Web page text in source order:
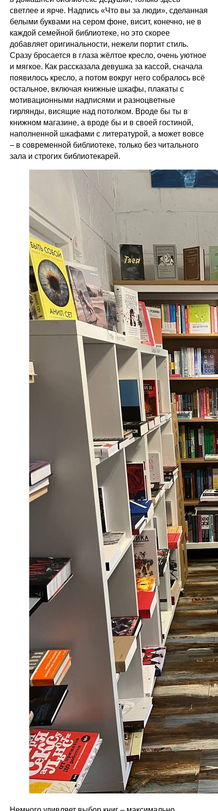
светлее и ярче. Надпись «Что вы за люди», сделанная
белыми буквами на сером фоне, висит, конечно, не в
каждой семейной библиотеке, но это скорее
добавляет оригинальности, нежели портит стиль.
Сразу бросается в глаза жёлтое кресло, очень уютное
и мягкое. Как рассказала девушка за кассой, сначала
появилось кресло, а потом вокруг него собралось всё
остальное, включая книжные шкафы, плакаты с
мотивационными надписями и разноцветные
гирлянды, висящие над потолком. Вроде бы ты в
книжном магазине, а вроде бы и в своей гостиной,
наполненной шкафами с литературой, а может вовсе
– в современной библиотеке, только без читального
зала и строгих библиотекарей.